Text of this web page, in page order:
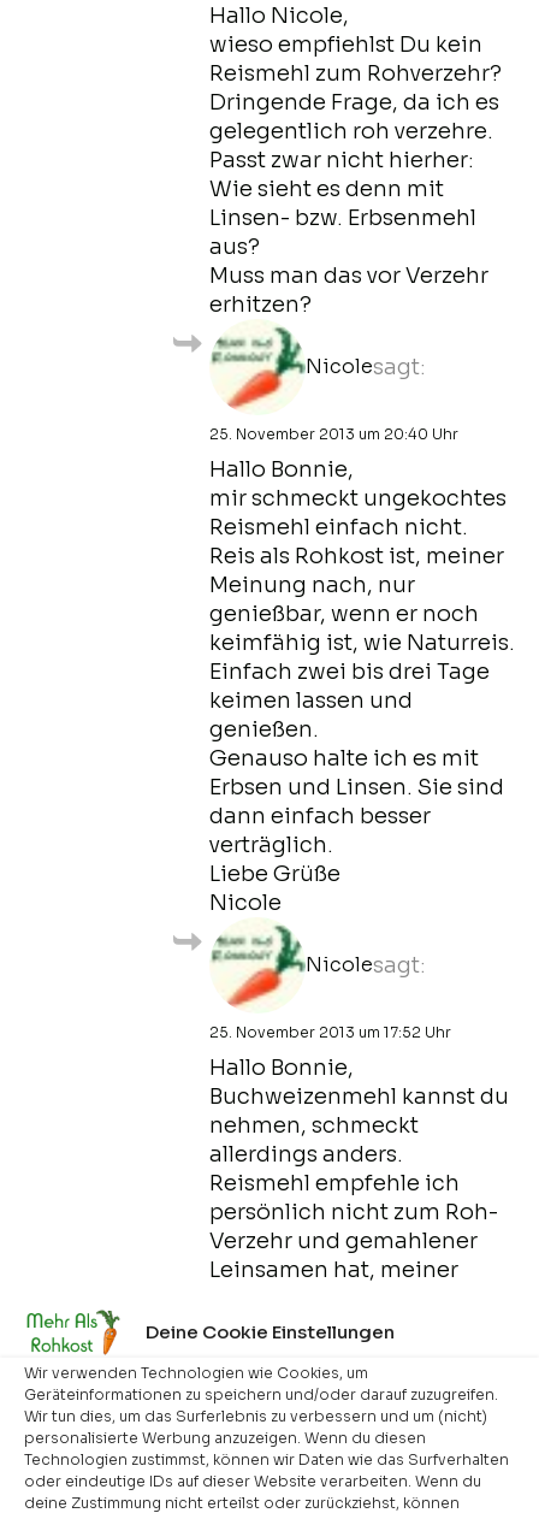
Deine Cookie Einstellungen
Wir verwenden Technologien wie Cookies, um
Geräteinformationen zu speichern und/oder darauf zuzugreifen.
Wir tun dies, um das Surferlebnis zu verbessern und um (nicht)
personalisierte Werbung anzuzeigen. Wenn du diesen
Technologien zustimmst, können wir Daten wie das Surfverhalten
oder eindeutige IDs auf dieser Website verarbeiten. Wenn du
deine Zustimmung nicht erteilst oder zurückziehst, können
Hallo Nicole,
wieso empfiehlst Du kein
Reismehl zum Rohverzehr?
Dringende Frage, da ich es
gelegentlich roh verzehre.
Passt zwar nicht hierher:
Wie sieht es denn mit
Linsen- bzw. Erbsenmehl
aus?
Muss man das vor Verzehr
erhitzen?
Nicolesagt:
25. November 2013 um 20:40 Uhr
Hallo Bonnie,
mir schmeckt ungekochtes
Reismehl einfach nicht.
Reis als Rohkost ist, meiner
Meinung nach, nur
genießbar, wenn er noch
keimfähig ist, wie Naturreis.
Einfach zwei bis drei Tage
keimen lassen und
genießen.
Genauso halte ich es mit
Erbsen und Linsen. Sie sind
dann einfach besser
verträglich.
Liebe Grüße
Nicole
Nicolesagt:
25. November 2013 um 17:52 Uhr
Hallo Bonnie,
Buchweizenmehl kannst du
nehmen, schmeckt
allerdings anders.
Reismehl empfehle ich
persönlich nicht zum Roh-
Verzehr und gemahlener
Leinsamen hat, meiner
starken Eigengeschmack.
Nicole
Christianesagt: